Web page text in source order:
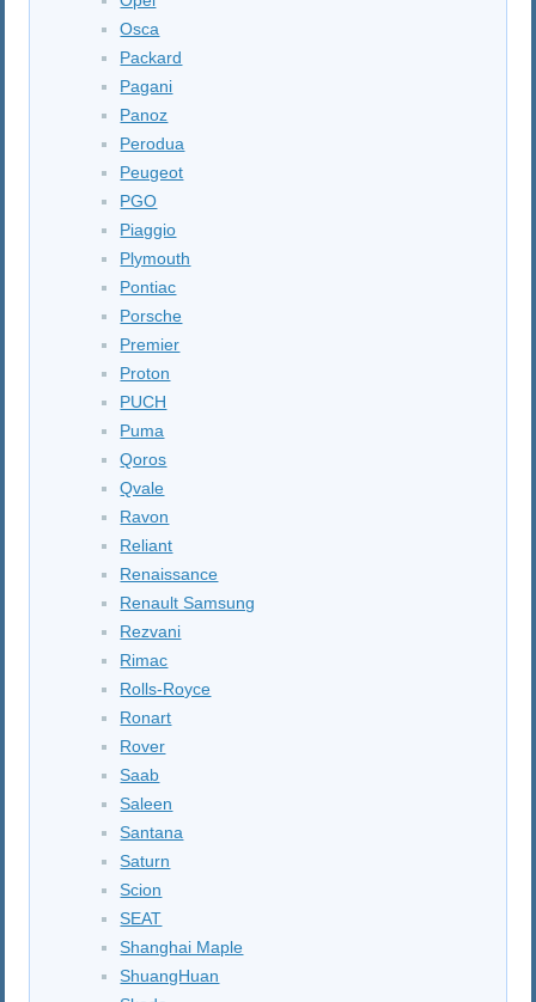
Osca
Packard
Pagani
Panoz
Perodua
Peugeot
PGO
Piaggio
Plymouth
Pontiac
Porsche
Premier
Proton
PUCH
Puma
Qoros
Qvale
Ravon
Reliant
Renaissance
Renault Samsung
Rezvani
Rimac
Rolls-Royce
Ronart
Rover
Saab
Saleen
Santana
Saturn
Scion
SEAT
Shanghai Maple
ShuangHuan